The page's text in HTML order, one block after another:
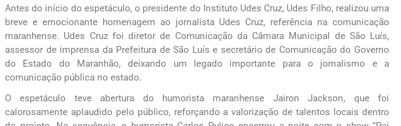
Antes do início do espetáculo, o presidente do Instituto Udes Cruz, Udes Filho, realizou uma
breve e emocionante homenagem ao jornalista Udes Cruz, referência na comunicação
maranhense. Udes Cruz foi diretor de Comunicação da Câmara Municipal de São Luís,
assessor de imprensa da Prefeitura de São Luís e secretário de Comunicação do Governo
do Estado do Maranhão, deixando um legado importante para o jornalismo e a
comunicação pública no estado.
O espetáculo teve abertura do humorista maranhense Jairon Jackson, que foi
calorosamente aplaudido pelo público, reforçando a valorização de talentos locais dentro